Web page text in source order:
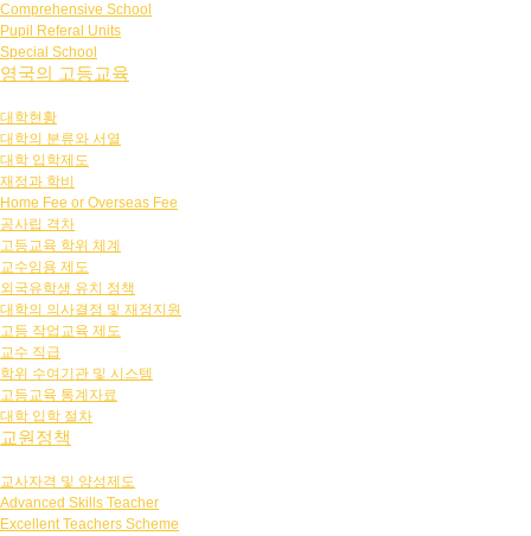
Comprehensive School
Pupil Referal Units
Special School
영국의 고등교육
대학현황
대학의 분류와 서열
대학 입학제도
재정과 학비
Home Fee or Overseas Fee
공사립 격차
고등교육 학위 체계
교수임용 제도
외국유학생 유치 정책
대학의 의사결정 및 재정지원
고등 작업교육 제도
교수 직급
학위 수여기관 및 시스템
고등교육 통계자료
대학 입학 절차
교원정책
교사자격 및 양성제도
Advanced Skills Teacher
Excellent Teachers Scheme